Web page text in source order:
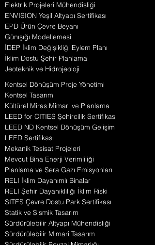
Elektrik Projeleri Mühendisliği
ENVISION Yeşil Altyapı Sertifikası
EPD Ürün Çevre Beyanı
Günışığı Modellemesi
İDEP İklim Değişikliği Eylem Planı
İklim Dostu Şehir Planlama
Jeoteknik ve Hidrojeoloji
Kentsel Dönüşüm Proje Yönetimi
Kentsel Tasarım
Kültürel Miras Mimari ve Planlama
LEED for CITIES Şehircilik Sertifikası
LEED ND Kentsel Dönüşüm Gelişim
LEED Sertifikası
Mekanik Tesisat Projeleri
Mevcut Bina Enerji Verimliliği
Planlama ve Sera Gazı Emisyonları
RELI İklim Dayanımlı Binalar
RELI Şehir Dayanıklılığı İklim Riski
SITES Çevre Dostu Park Sertifikası
Statik ve Sismik Tasarım
Sürdürülebilir Altyapı Mühendisliği
Sürdürülebilir Mimari Tasarım